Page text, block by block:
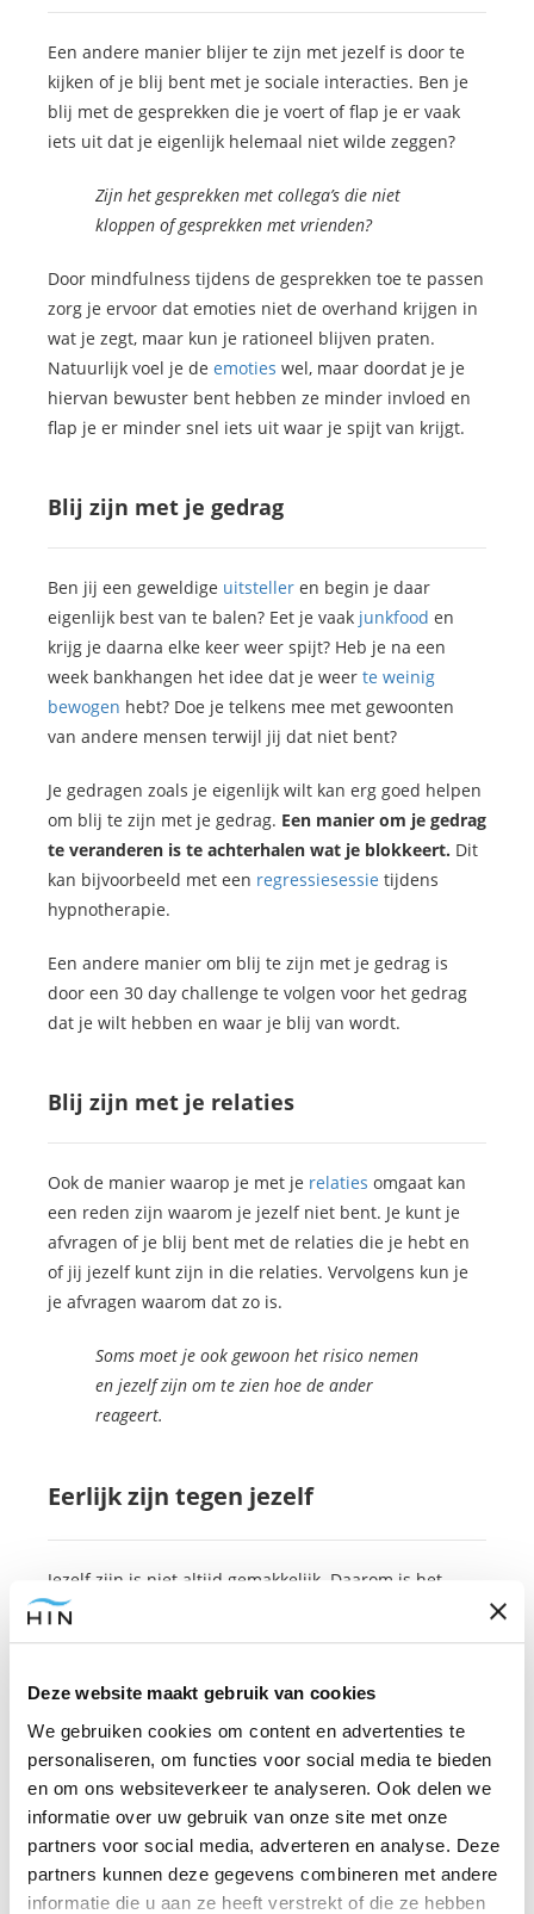
Deze website maakt gebruik van cookies
We gebruiken cookies om content en advertenties te
personaliseren, om functies voor social media te bieden
en om ons websiteverkeer te analyseren. Ook delen we
informatie over uw gebruik van onze site met onze
partners voor social media, adverteren en analyse. Deze
partners kunnen deze gegevens combineren met andere
informatie die u aan ze heeft verstrekt of die ze hebben
Een andere manier blijer te zijn met jezelf is door te
kijken of je blij bent met je sociale interacties. Ben je
blij met de gesprekken die je voert of flap je er vaak
iets uit dat je eigenlijk helemaal niet wilde zeggen?
Zijn het gesprekken met collega’s die niet
kloppen of gesprekken met vrienden?
Door mindfulness tijdens de gesprekken toe te passen
zorg je ervoor dat emoties niet de overhand krijgen in
wat je zegt, maar kun je rationeel blijven praten.
Natuurlijk voel je de emoties wel, maar doordat je je
hiervan bewuster bent hebben ze minder invloed en
flap je er minder snel iets uit waar je spijt van krijgt.
Blij zijn met je gedrag
Ben jij een geweldige uitsteller en begin je daar
eigenlijk best van te balen? Eet je vaak junkfood en
krijg je daarna elke keer weer spijt? Heb je na een
week bankhangen het idee dat je weer te weinig
bewogen hebt? Doe je telkens mee met gewoonten
van andere mensen terwijl jij dat niet bent?
Je gedragen zoals je eigenlijk wilt kan erg goed helpen
om blij te zijn met je gedrag. Een manier om je gedrag
te veranderen is te achterhalen wat je blokkeert. Dit
kan bijvoorbeeld met een regressiesessie tijdens
hypnotherapie.
Een andere manier om blij te zijn met je gedrag is
door een 30 day challenge te volgen voor het gedrag
dat je wilt hebben en waar je blij van wordt.
Blij zijn met je relaties
Ook de manier waarop je met je relaties omgaat kan
een reden zijn waarom je jezelf niet bent. Je kunt je
afvragen of je blij bent met de relaties die je hebt en
of jij jezelf kunt zijn in die relaties. Vervolgens kun je
je afvragen waarom dat zo is.
Soms moet je ook gewoon het risico nemen
en jezelf zijn om te zien hoe de ander
reageert.
Eerlijk zijn tegen jezelf
Jezelf zijn is niet altijd gemakkelijk. Daarom is het
belangrijk om eerlijk tegen jezelf te zijn. Bij alles dat
hiervoor besproken is, is het belangrijk om eerlijk
Als je je niet prettig voelt in een situatie is het
belangrijk om na te gaan of dit is omdat je het gevoel
krijgt dat je geremd wordt, dat je niet kunt doen wat je
wilt doen.
Jezelf zijn in een relatie